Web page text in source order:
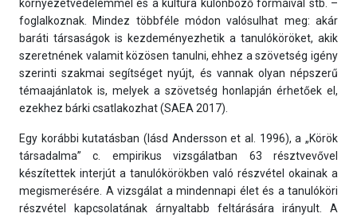
környezetvédelemmel és a kultúra különböző formáival stb. –
foglalkoznak. Mindez többféle módon valósulhat meg: akár
baráti társaságok is kezdeményezhetik a tanulóköröket, akik
szeretnének valamit közösen tanulni, ehhez a szövetség igény
szerinti szakmai segítséget nyújt, és vannak olyan népszerű
témaajánlatok is, melyek a szövetség honlapján érhetőek el,
ezekhez bárki csatlakozhat (SAEA 2017).
Egy korábbi kutatásban (lásd Andersson et al. 1996), a „Körök
társadalma” c. empirikus vizsgálatban 63 résztvevővel
készítettek interjút a tanulókörökben való részvétel okainak a
megismerésére. A vizsgálat a mindennapi élet és a tanulóköri
részvétel kapcsolatának árnyaltabb feltárására irányult. A